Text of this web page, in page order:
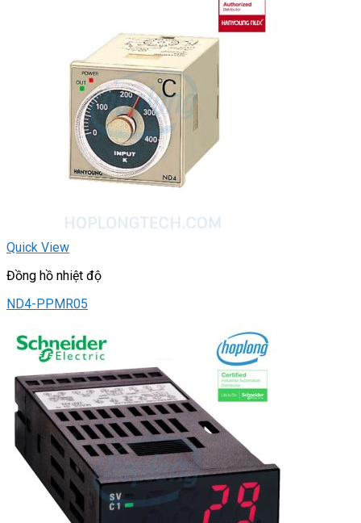
Quick View
Đồng hồ nhiệt độ
ND4-PPMR05